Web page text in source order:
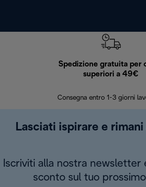
Spedizione gratuita per
superiori a 49€
Consegna entro 1-3 giorni
Lasciati ispirare e
Iscriviti alla nostra newsletter
sconto sul tuo